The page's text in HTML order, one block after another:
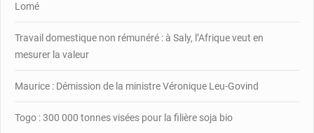
Lomé
Travail domestique non rémunéré : à Saly, l’Afrique veut en
mesurer la valeur
Maurice : Démission de la ministre Véronique Leu-Govind
Togo : 300 000 tonnes visées pour la filière soja bio